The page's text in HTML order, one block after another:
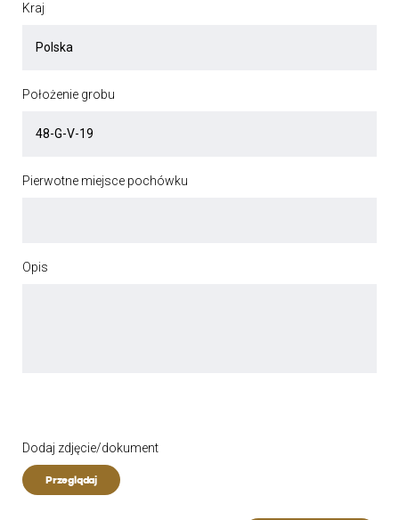
Kraj
Położenie grobu
Pierwotne miejsce pochówku
Opis
Dodaj zdjęcie/dokument
Przeglądaj